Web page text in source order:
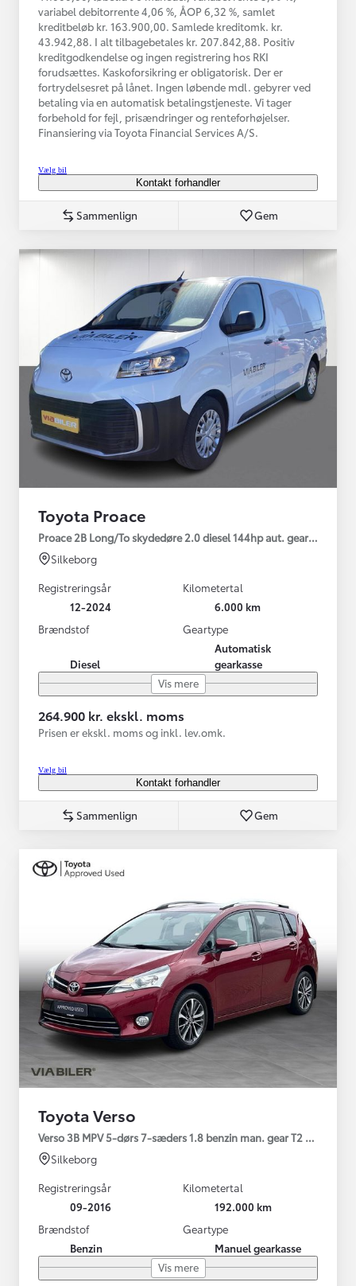
variabel debitorrente 4,06 %, ÅOP 6,32 %, samlet
kreditbeløb kr. 163.900,00. Samlede kreditomk. kr.
43.942,88. I alt tilbagebetales kr. 207.842,88. Positiv
kreditgodkendelse og ingen registrering hos RKI
forudsættes. Kaskoforsikring er obligatorisk. Der er
fortrydelsesret på lånet. Ingen løbende mdl. gebyrer ved
betaling via en automatisk betalingstjeneste. Vi tager
forbehold for fejl, prisændringer og renteforhøjelser.
Finansiering via Toyota Financial Services A/S.
Vælg bil
Kontakt forhandler
Sammenlign Gem
Toyota Proace
Proace 2B Long/To skydedøre 2.0 diesel 144hp aut. gear Comfort
Silkeborg
Registreringsår
12-2024
Kilometertal
6.000 km
Brændstof
Diesel
Geartype
Automatisk
gearkasse
Vis mere
264.900 kr. ekskl. moms
Prisen er ekskl. moms og inkl. lev.omk.
Vælg bil
Kontakt forhandler
Sammenlign Gem
Toyota Verso
Verso 3B MPV 5-dørs 7-sæders 1.8 benzin man. gear T2 Premium
Silkeborg
Registreringsår
09-2016
Kilometertal
192.000 km
Brændstof
Benzin
Geartype
Manuel gearkasse
Vis mere